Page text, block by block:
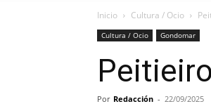
Inicio Cultura / Ocio
Cultura / Ocio Gondomar
Por Redacción - 22/09/2025